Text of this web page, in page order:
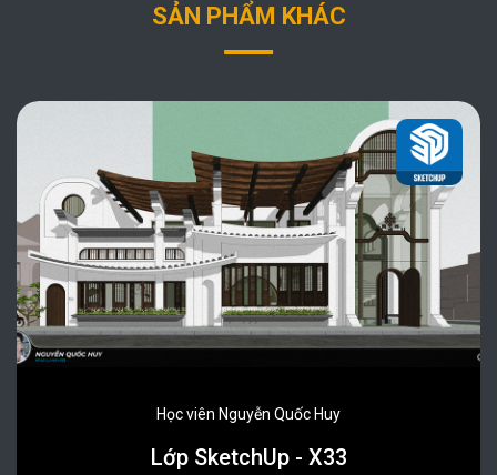
SẢN PHẨM KHÁC
Học viên Nguyễn Quốc Huy
Lớp SketchUp - X33